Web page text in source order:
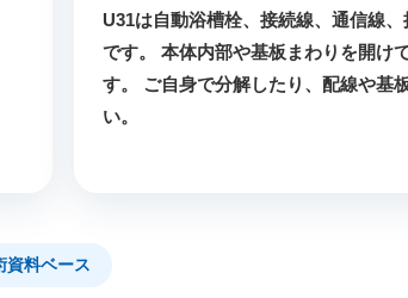
U31は自動浴槽栓、接続線、通信線
です。 本体内部や基板まわりを開け
す。 ご自身で分解したり、配線や基
い。
資料ベース